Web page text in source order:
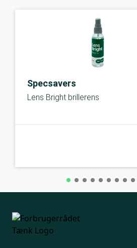
Specsavers
Lens Bright brillerens